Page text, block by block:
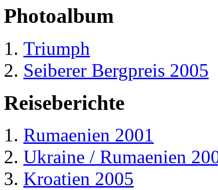
Photoalbum
Triumph
Seiberer Bergpreis 2005
Reiseberichte
Rumaenien 2001
Ukraine / Rumaenien
Kroatien 2005